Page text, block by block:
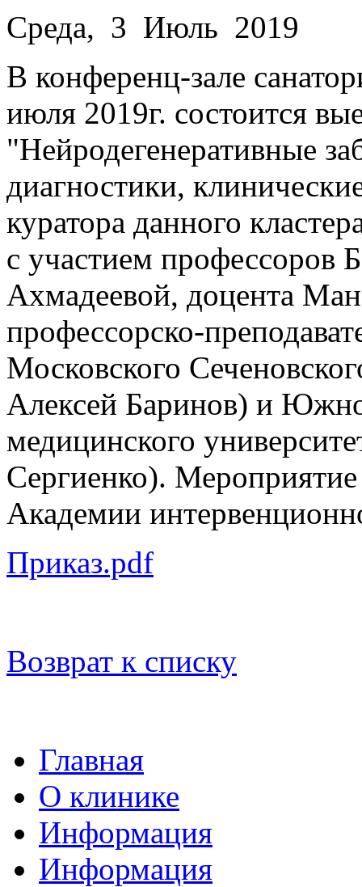
Среда, 3 Июль 2019
В конференц-зале
июля 2019г. состоится
"Нейродегенеративные
диагностики,
куратора данного
с участием
Ахмадеевой, доцента
профессорско-
Московского
Алексей Баринов) и
медицинского
Сергиенко).
Академии
Приказ.pdf
Возврат к списку
Главная
О клинике
Информация
Информация